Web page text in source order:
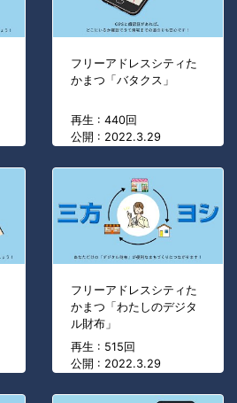
フリーアドレスシティた
かまつ「バタクス」
再生 : 440回
公開 : 2022.3.29
フリーアドレスシティた
かまつ「わたしのデジタ
ル財布」
再生 : 515回
公開 : 2022.3.29